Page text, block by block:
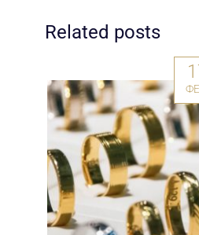
Related posts